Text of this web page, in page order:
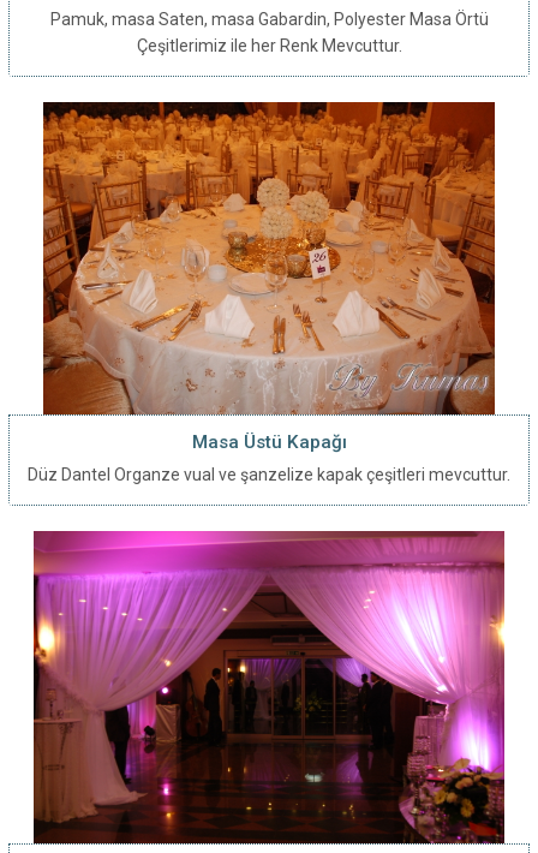
Pamuk, masa Saten, masa Gabardin, Polyester Masa Örtü
Çeşitlerimiz ile her Renk Mevcuttur.
Masa Üstü Kapağı
Düz Dantel Organze vual ve şanzelize kapak çeşitleri mevcuttur.